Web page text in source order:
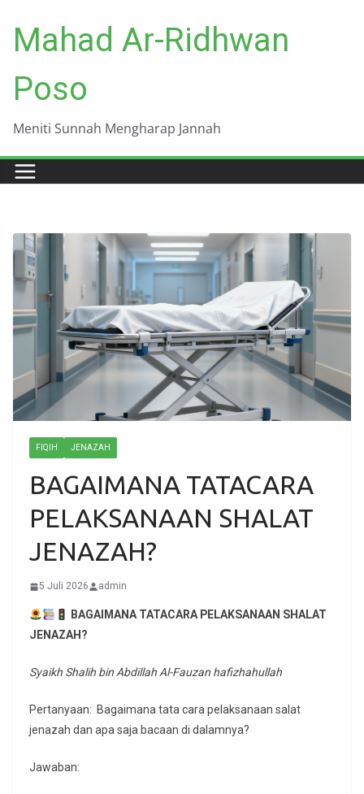
content
Mahad Ar-Ridhwan
Poso
Meniti Sunnah Mengharap Jannah
FIQIH JENAZAH
BAGAIMANA TATACARA
PELAKSANAAN SHALAT
JENAZAH?
5 Juli 2026 admin
BAGAIMANA TATACARA PELAKSANAAN SHALAT
JENAZAH?
Syaikh Shalih bin Abdillah Al-Fauzan hafizhahullah
Pertanyaan: Bagaimana tata cara pelaksanaan salat
jenazah dan apa saja bacaan di dalamnya?
Jawaban: